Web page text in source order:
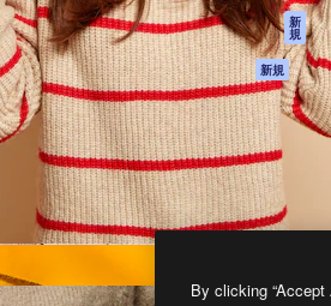
Claude/ChatGPT
向けMCP
新
規
エージェント 新規
API
モバイルアプリ
すべてのMagnificツ
ール
Company S.L.U.
By clicking